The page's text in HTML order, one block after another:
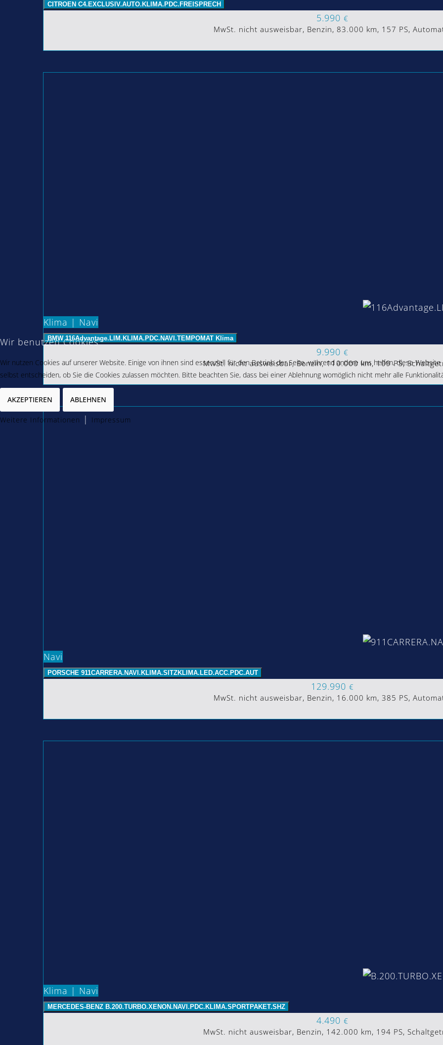
CITROEN C4.EXCLUSIV.AUTO.KLIMA.PDC.FREISPRECH
5.990 €
MwSt. nicht ausweisbar, Benzin, 83.000 km, 157 PS,
Klima | Navi
BMW 116Advantage.LIM.KLIMA.PDC.NAVI.TEMPOMAT Klima
9.990 €
MwSt. nicht ausweisbar, Benzin, 110.000 km, 109 PS,
Navi
PORSCHE 911CARRERA.NAVI.KLIMA.SITZKLIMA.LED.ACC.PDC.AUT
129.990 €
MwSt. nicht ausweisbar, Benzin, 16.000 km, 385 PS,
Klima | Navi
MERCEDES-BENZ B.200.TURBO.XENON.NAVI.PDC.KLIMA.SPORTPAKET.SHZ
4.490 €
MwSt. nicht ausweisbar, Benzin, 142.000 km, 194 PS,
Wir benutzen Cookies
Wir nutzen Cookies auf unserer Website. Einige von ihnen sind essenziell für den Betrieb der Seite, während andere uns helfen, diese
selbst entscheiden, ob Sie die Cookies zulassen möchten. Bitte beachten Sie, dass bei einer Ablehnung womöglich nicht mehr alle
AKZEPTIEREN ABLEHNEN
Weitere Informationen | Impressum